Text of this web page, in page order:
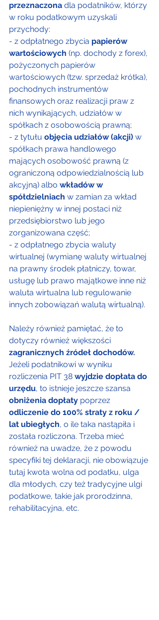
przeznaczona dla podatników, którzy
w roku podatkowym uzyskali
przychody:
- z odpłatnego zbycia papierów
wartościowych (np. dochody z forex),
pożyczonych papierów
wartościowych (tzw. sprzedaż krótka),
pochodnych instrumentów
finansowych oraz realizacji praw z
nich wynikających, udziałów w
spółkach z osobowością prawną;
- z tytułu objęcia udziałów (akcji) w
spółkach prawa handlowego
mających osobowość prawną (z
ograniczoną odpowiedzialnością lub
akcyjną) albo wkładów w
spółdzielniach w zamian za wkład
niepieniężny w innej postaci niż
przedsiębiorstwo lub jego
zorganizowana część;
- z odpłatnego zbycia waluty
wirtualnej (wymianę waluty wirtualnej
na prawny środek płatniczy, towar,
usługę lub prawo majątkowe inne niż
waluta wirtualna lub regulowanie
innych zobowiązań walutą wirtualną).
Należy również pamiętać, że to
dotyczy również większości
zagranicznych źródeł dochodów.
Jeżeli podatnikowi w wyniku
rozliczenia PIT 38 wyjdzie dopłata do
urzędu, to istnieje jeszcze szansa
obniżenia dopłaty poprzez
odliczenie do 100% straty z roku /
lat ubiegłych, o ile taka nastąpiła i
została rozliczona. Trzeba mieć
również na uwadze, że z powodu
specyfiki tej deklaracji, nie obowiązuje
tutaj kwota wolna od podatku, ulga
dla młodych, czy też tradycyjne ulgi
podatkowe, takie jak prorodzinna,
rehabilitacyjna, etc.